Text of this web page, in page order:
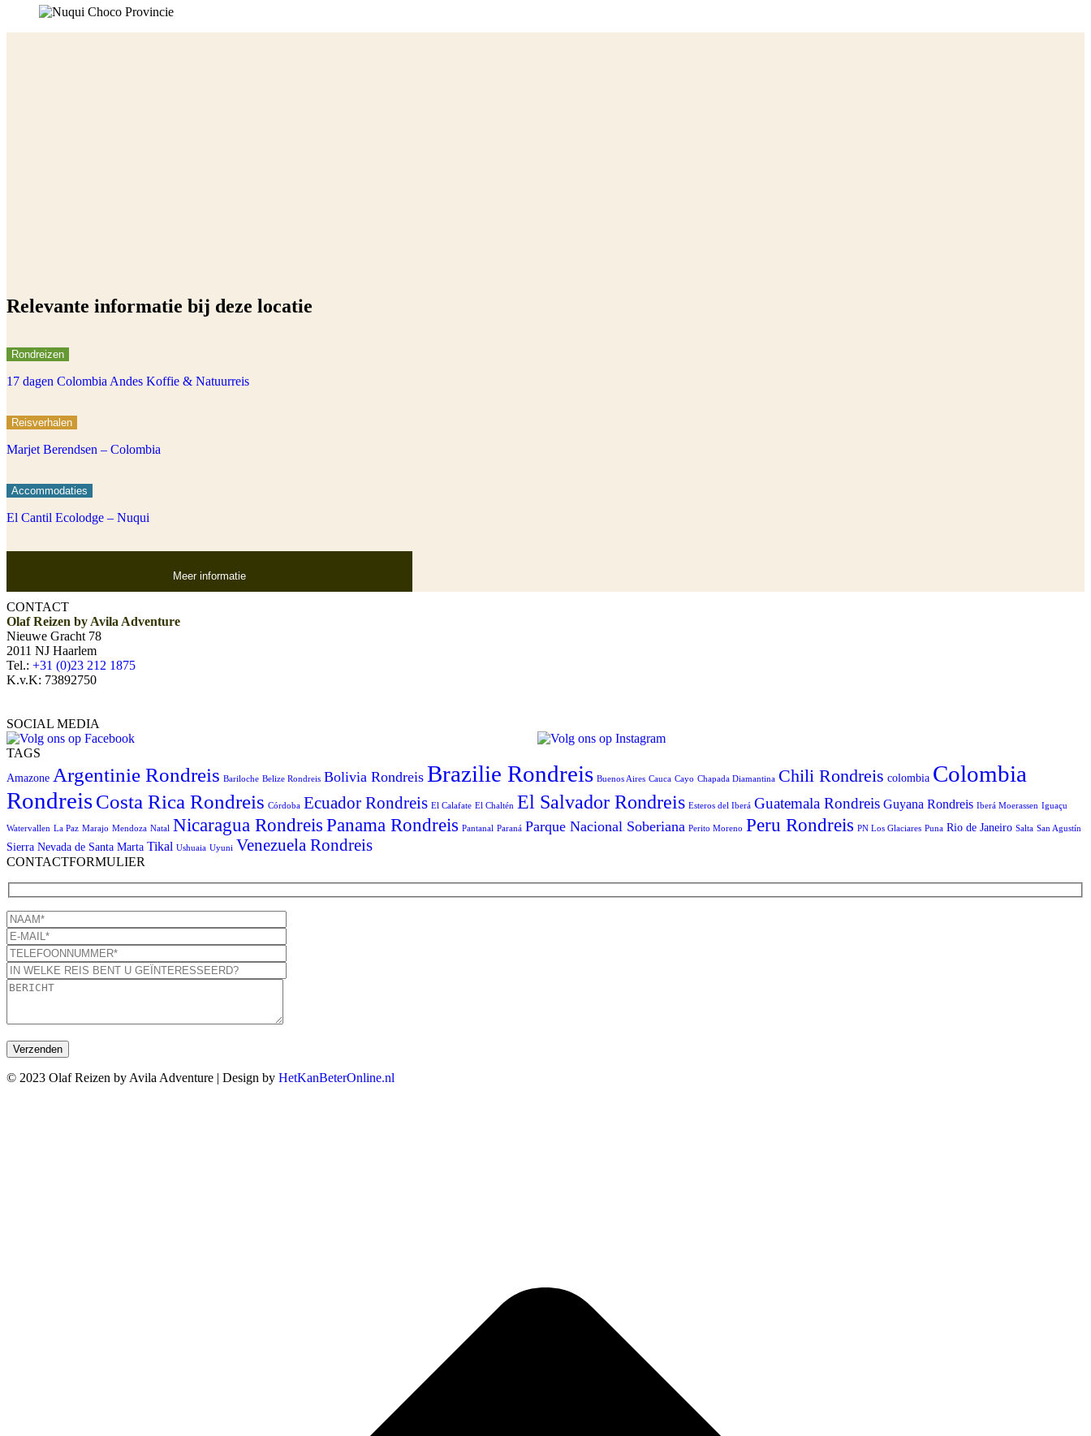
Relevante informatie bij deze locatie
Rondreizen
17 dagen Colombia Andes Koffie & Natuurreis
Reisverhalen
Marjet Berendsen – Colombia
Accommodaties
El Cantil Ecolodge – Nuqui
Meer informatie
CONTACT
Olaf Reizen by Avila Adventure
Nieuwe Gracht 78
2011 NJ Haarlem
Tel.: +31 (0)23 212 1875
K.v.K: 73892750
SOCIAL MEDIA
TAGS
Amazone Argentinie Rondreis Bariloche Belize Rondreis Bolivia Rondreis Brazilie Rondreis Buenos Aires Cauca Cayo Chapada Diamantina Chili Rondreis colombia Colombia
RondreisCosta Rica Rondreis Córdoba Ecuador Rondreis El Calafate El Chaltén El Salvador Rondreis Esteros del Iberá Guatemala Rondreis Guyana Rondreis Iberá Moerassen Iguaçu
Watervallen La Paz Marajo Mendoza Natal Nicaragua Rondreis Panama Rondreis Pantanal Paraná Parque Nacional Soberiana Perito Moreno Peru Rondreis PN Los Glaciares Puna Rio de Janeiro Salta San Agustín
Sierra Nevada de Santa Marta Tikal Ushuaia Uyuni Venezuela Rondreis
CONTACTFORMULIER
© 2023 Olaf Reizen by Avila Adventure | Design by HetKanBeterOnline.nl